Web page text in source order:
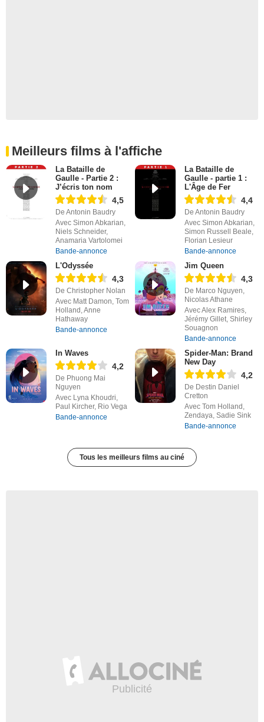
Meilleurs films à l'affiche
La Bataille de
Gaulle - Partie 2 :
J’écris ton nom
4,5
De Antonin Baudry
Avec Simon Abkarian,
Niels Schneider,
Anamaria Vartolomei
Bande-annonce
La Bataille de
Gaulle - partie 1 :
L'Âge de Fer
4,4
De Antonin Baudry
Avec Simon Abkarian,
Simon Russell Beale,
Florian Lesieur
Bande-annonce
L'Odyssée
4,3
De Christopher Nolan
Avec Matt Damon, Tom
Holland, Anne
Hathaway
Bande-annonce
Jim Queen
4,3
De Marco Nguyen,
Nicolas Athane
Avec Alex Ramires,
Jérémy Gillet, Shirley
Souagnon
Bande-annonce
In Waves
4,2
De Phuong Mai
Nguyen
Avec Lyna Khoudri,
Paul Kircher, Rio Vega
Bande-annonce
Spider-Man: Brand
New Day
4,2
De Destin Daniel
Cretton
Avec Tom Holland,
Zendaya, Sadie Sink
Bande-annonce
Tous les meilleurs films au ciné